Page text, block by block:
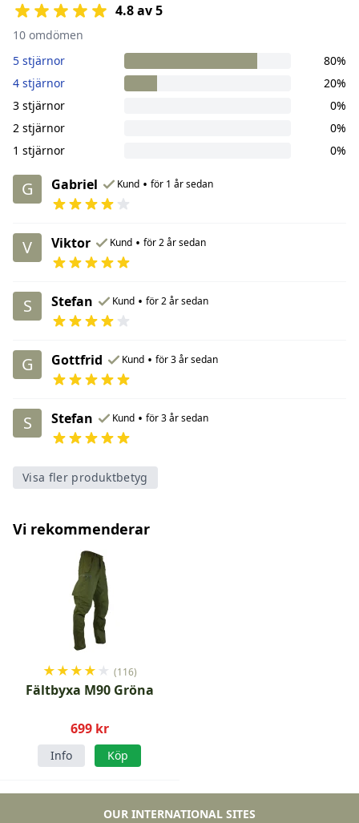
4.8 av 5
10 omdömen
5 stjärnor
80%
4 stjärnor
20%
3 stjärnor
0%
2 stjärnor
0%
1 stjärnor
0%
G Gabriel Kund • för 1 år sedan
V Viktor Kund • för 2 år sedan
S Stefan Kund • för 2 år sedan
G Gottfrid Kund • för 3 år sedan
S Stefan Kund • för 3 år sedan
Visa fler produktbetyg
Vi rekommenderar
★★★★ ★ (116)
Fältbyxa M90 Gröna
699 kr
Info Köp
OUR INTERNATIONAL SITES